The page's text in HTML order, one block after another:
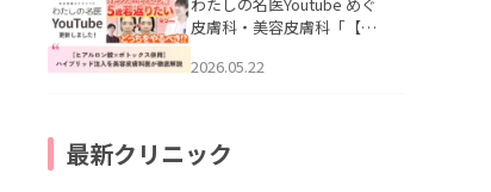
皮膚科・美容皮膚科「【ヒ
用】ハイブリッド注入を美
2026.05.22
最新クリニック